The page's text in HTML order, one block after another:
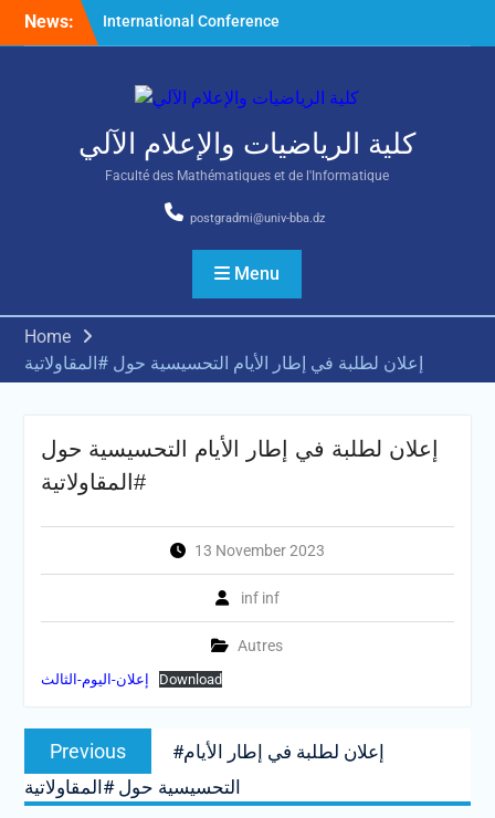
SkipNews:
International Conference
on Nonlinear Mathematical
كلية الرياضيات والإعلام الآلي
Faculté des Mathématiques et de l'Informatique
postgradmi@univ-bba.dz
Menu
Home
إعلان لطلبة في إطار الأيام التحسيسية حول #المقاولاتية
إعلان لطلبة في إطار الأيام التحسيسية حول
#المقاولاتية
13 November 2023
inf inf
Autres
إعلان-اليوم-الثالث Download
Post
navigation
Previous
Previous
post:
#إعلان لطلبة في إطار الأيام
التحسيسية حول #المقاولاتية